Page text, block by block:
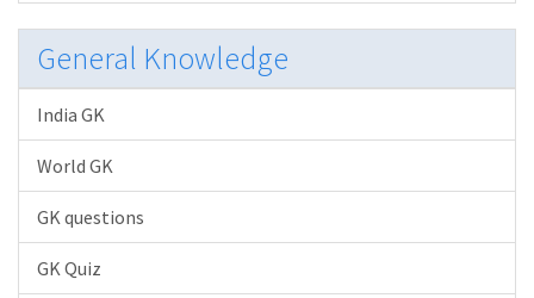
General Knowledge
India GK
World GK
GK questions
GK Quiz